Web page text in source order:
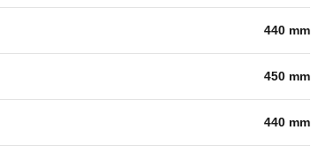
440 mm
450 mm
440 mm